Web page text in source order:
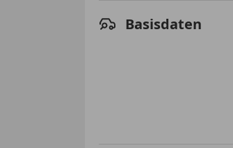
Basisdaten